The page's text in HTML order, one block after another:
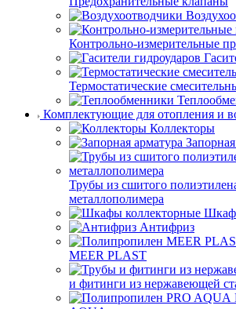
Контрольно-измерительные
Термостатические
Комплектующие для отопления и
Коллекторы
Трубы из сшитого
металлополимера
Антифриз
MEER PLAST
и фитинги из нержавеющей